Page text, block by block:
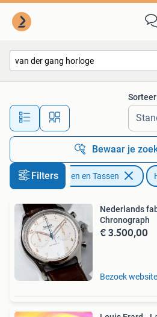
Alle afstanden…
Bewaar je
FiltersSieraden en Tassen
Nederlands
Chronograph
€ 3.500,00
Bezoek website